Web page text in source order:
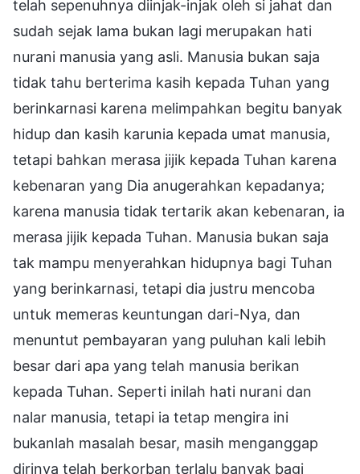
telah sepenuhnya diinjak-injak oleh si jahat dan
sudah sejak lama bukan lagi merupakan hati
nurani manusia yang asli. Manusia bukan saja
tidak tahu berterima kasih kepada Tuhan yang
berinkarnasi karena melimpahkan begitu banyak
hidup dan kasih karunia kepada umat manusia,
tetapi bahkan merasa jijik kepada Tuhan karena
kebenaran yang Dia anugerahkan kepadanya;
karena manusia tidak tertarik akan kebenaran, ia
merasa jijik kepada Tuhan. Manusia bukan saja
tak mampu menyerahkan hidupnya bagi Tuhan
yang berinkarnasi, tetapi dia justru mencoba
untuk memeras keuntungan dari-Nya, dan
menuntut pembayaran yang puluhan kali lebih
besar dari apa yang telah manusia berikan
kepada Tuhan. Seperti inilah hati nurani dan
nalar manusia, tetapi ia tetap mengira ini
bukanlah masalah besar, masih menganggap
dirinya telah berkorban terlalu banyak bagi